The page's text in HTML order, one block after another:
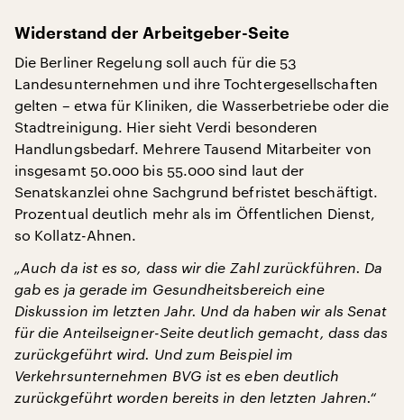
Widerstand der Arbeitgeber-Seite
Die Berliner Regelung soll auch für die 53
Landesunternehmen und ihre Tochtergesellschaften
gelten – etwa für Kliniken, die Wasserbetriebe oder die
Stadtreinigung. Hier sieht Verdi besonderen
Handlungsbedarf. Mehrere Tausend Mitarbeiter von
insgesamt 50.000 bis 55.000 sind laut der
Senatskanzlei ohne Sachgrund befristet beschäftigt.
Prozentual deutlich mehr als im Öffentlichen Dienst,
so Kollatz-Ahnen.
„Auch da ist es so, dass wir die Zahl zurückführen. Da
gab es ja gerade im Gesundheitsbereich eine
Diskussion im letzten Jahr. Und da haben wir als Senat
für die Anteilseigner-Seite deutlich gemacht, dass das
zurückgeführt wird. Und zum Beispiel im
Verkehrsunternehmen BVG ist es eben deutlich
zurückgeführt worden bereits in den letzten Jahren.“